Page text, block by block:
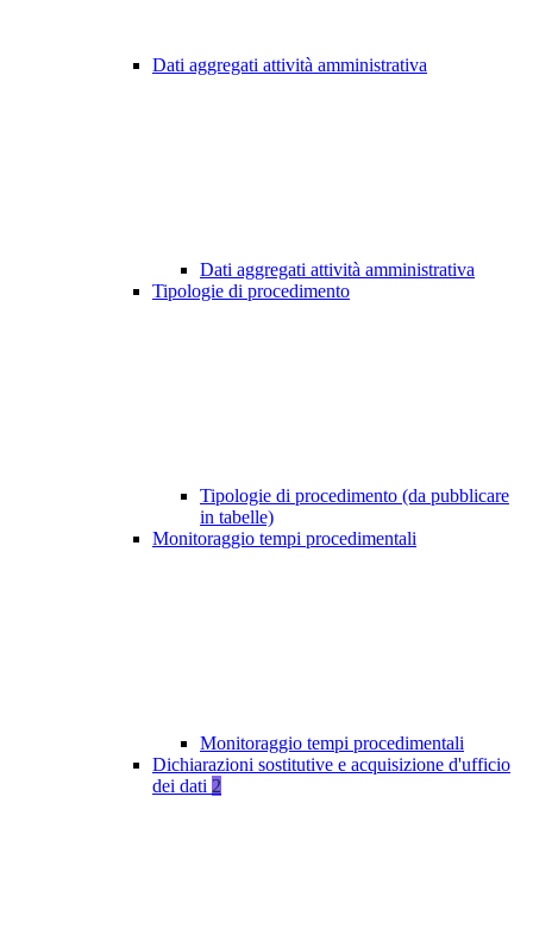
Dati aggregati attività amministrativa
Dati aggregati attività amministrativa
Tipologie di procedimento
Tipologie di procedimento (da pubblicare
in tabelle)
Monitoraggio tempi procedimentali
Monitoraggio tempi procedimentali
Dichiarazioni sostitutive e acquisizione d'ufficio
dei dati 2